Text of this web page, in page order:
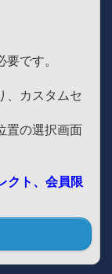
です。
、カスタムセ
置の選択画面
クト、会員限